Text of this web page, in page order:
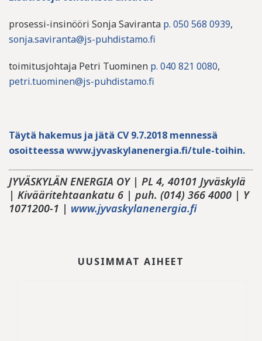
prosessi-insinööri Sonja Saviranta p. 050 568 0939,
sonja.saviranta@js-puhdistamo.fi
toimitusjohtaja Petri Tuominen p. 040 821 0080,
petri.tuominen@js-puhdistamo.fi
Täytä hakemus ja jätä CV 9.7.2018 mennessä
osoitteessa www.jyvaskylanenergia.fi/tule-toihin.
JYVÄSKYLÄN ENERGIA OY | PL 4, 40101 Jyväskylä
| Kivääritehtaankatu 6 | puh. (014) 366 4000 | Y
1071200-1 | www.jyvaskylanenergia.fi
UUSIMMAT AIHEET